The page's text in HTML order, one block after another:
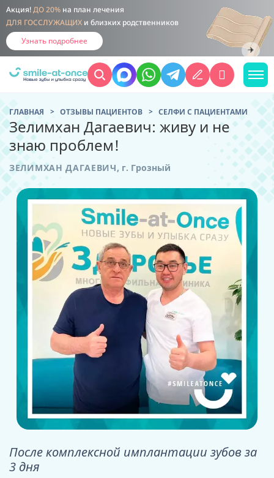
Акция! ДО 20% на план лечения
ДЛЯ ГОССЛУЖАЩИХ и близких родственников
Узнать подробнее
ГЛАВНАЯ ОТЗЫВЫ ПАЦИЕНТОВ CЕЛФИ С ПАЦИЕНТАМИ
Зелимхан Дагаевич: живу и не
знаю проблем!
ЗЕЛИМХАН ДАГАЕВИЧ, г. Грозный
После комплексной имплантации зубов за
3 дня